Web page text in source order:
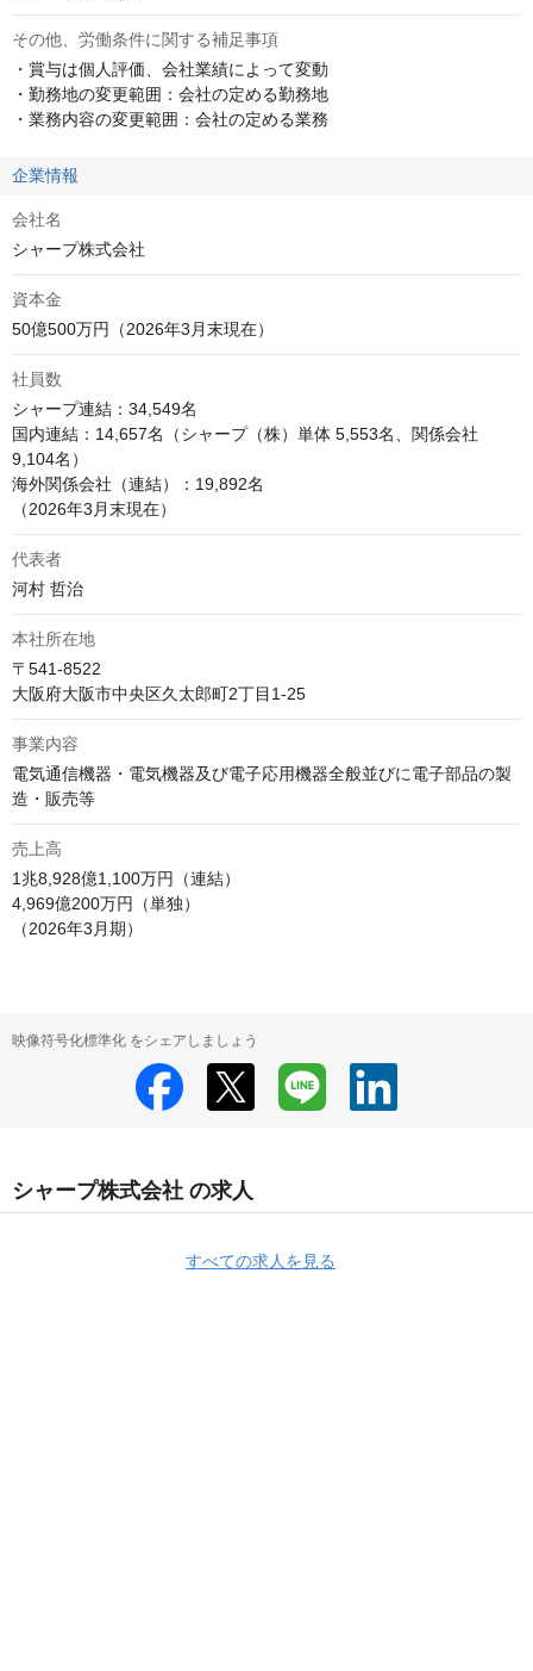
その他、労働条件に関する補足事項
・賞与は個人評価、会社業績によって変動
・勤務地の変更範囲：会社の定める勤務地
・業務内容の変更範囲：会社の定める業務
企業情報
会社名
シャープ株式会社
資本金
50億500万円（2026年3月末現在）
社員数
シャープ連結：34,549名
国内連結：14,657名（シャープ（株）単体 5,553名、関係会社
9,104名）
海外関係会社（連結）：19,892名
（2026年3月末現在）
代表者
河村 哲治
本社所在地
〒541-8522
大阪府大阪市中央区久太郎町2丁目1-25
事業内容
電気通信機器・電気機器及び電子応用機器全般並びに電子部品の製
造・販売等
売上高
1兆8,928億1,100万円（連結）
4,969億200万円（単独）
（2026年3月期）
映像符号化標準化 をシェアしましょう
シャープ株式会社 の求人
すべての求人を見る